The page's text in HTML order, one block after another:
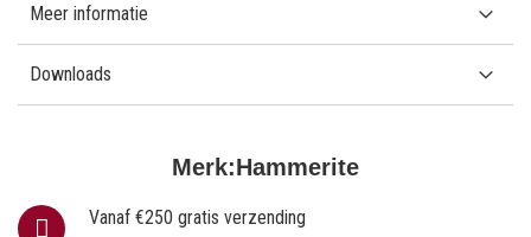
Merk:Hammerite
Vanaf €250 gratis verzending
Meer informatie
Downloads